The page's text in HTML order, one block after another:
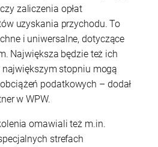
zaliczenia opłat
uzyskania przychodu. To
i uniwersalne, dotyczące
Największa będzie też ich
stopniu mogą
podatkowych – dodał
w WPW.
omawiali też m.in.
strefach